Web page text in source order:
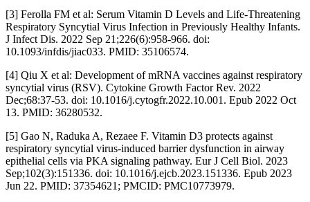
[3] Ferolla FM et al: Serum Vitamin D Levels and Life-Threatening
Respiratory Syncytial Virus Infection in Previously Healthy Infants.
J Infect Dis. 2022 Sep 21;226(6):958-966. doi:
10.1093/infdis/jiac033. PMID: 35106574.
[4] Qiu X et al: Development of mRNA vaccines against respiratory
syncytial virus (RSV). Cytokine Growth Factor Rev. 2022
Dec;68:37-53. doi: 10.1016/j.cytogfr.2022.10.001. Epub 2022 Oct
13. PMID: 36280532.
[5] Gao N, Raduka A, Rezaee F. Vitamin D3 protects against
respiratory syncytial virus-induced barrier dysfunction in airway
epithelial cells via PKA signaling pathway. Eur J Cell Biol. 2023
Sep;102(3):151336. doi: 10.1016/j.ejcb.2023.151336. Epub 2023
Jun 22. PMID: 37354621; PMCID: PMC10773979.